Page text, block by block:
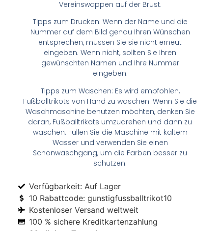
Vereinswappen auf der Brust.
Tipps zum Drucken: Wenn der Name und die
Nummer auf dem Bild genau Ihren Wünschen
entsprechen, müssen Sie sie nicht erneut
eingeben. Wenn nicht, sollten Sie Ihren
gewünschten Namen und Ihre Nummer
eingeben.
Tipps zum Waschen: Es wird empfohlen,
Fußballtrikots von Hand zu waschen. Wenn Sie die
Waschmaschine benutzen möchten, denken Sie
daran, Fußballtrikots umzudrehen und dann zu
waschen. Füllen Sie die Maschine mit kaltem
Wasser und verwenden Sie einen
Schonwaschgang, um die Farben besser zu
schützen.
Verfügbarkeit: Auf Lager
10 Rabattcode: gunstigfussballtrikot10
Kostenloser Versand weltweit
100 % sichere Kreditkartenzahlung